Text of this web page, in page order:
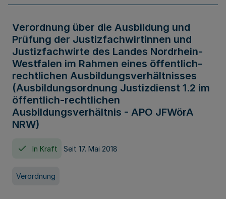
Verordnung über die Ausbildung und
Prüfung der Justizfachwirtinnen und
Justizfachwirte des Landes Nordrhein-
Westfalen im Rahmen eines öffentlich-
rechtlichen Ausbildungsverhältnisses
(Ausbildungsordnung Justizdienst 1.2 im
öffentlich-rechtlichen
Ausbildungsverhältnis - APO JFWörA
NRW)
In Kraft Seit 17. Mai 2018
Verordnung